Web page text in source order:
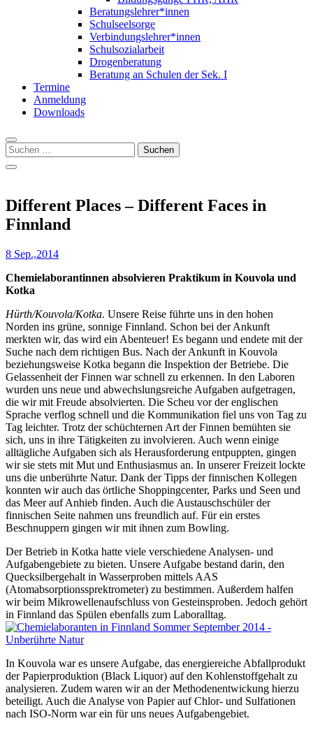
Beratungslehrer*innen
Schulseelsorge
Verbindungslehrer*innen
Schulsozialarbeit
Drogenberatung
Beratung an Schulen der Sek. I
Termine
Anmeldung
Downloads
Suchen
nach:
Different Places – Different Faces in
Finnland
8 Sep.,2014
Chemielaborantinnen absolvieren Praktikum in Kouvola und
Kotka
Hürth/Kouvola/Kotka. Unsere Reise führte uns in den hohen
Norden ins grüne, sonnige Finnland. Schon bei der Ankunft
merkten wir, das wird ein Abenteuer! Es begann und endete mit der
Suche nach dem richtigen Bus. Nach der Ankunft in Kouvola
beziehungsweise Kotka begann die Inspektion der Betriebe. Die
Gelassenheit der Finnen war schnell zu erkennen. In den Laboren
wurden uns neue und abwechslungsreiche Aufgaben aufgetragen,
die wir mit Freude absolvierten. Die Scheu vor der englischen
Sprache verflog schnell und die Kommunikation fiel uns von Tag zu
Tag leichter. Trotz der schüchternen Art der Finnen bemühten sie
sich, uns in ihre Tätigkeiten zu involvieren. Auch wenn einige
alltägliche Aufgaben sich als Herausforderung entpuppten, gingen
wir sie stets mit Mut und Enthusiasmus an. In unserer Freizeit lockte
uns die unberührte Natur. Dank der Tipps der finnischen Kollegen
konnten wir auch das örtliche Shoppingcenter, Parks und Seen und
das Meer auf Anhieb finden. Auch die Austauschschüler der
finnischen Seite nahmen uns freundlich auf. Für ein erstes
Beschnuppern gingen wir mit ihnen zum Bowling.
Der Betrieb in Kotka hatte viele verschiedene Analysen- und
Aufgabengebiete zu bieten. Unsere Aufgabe bestand darin, den
Quecksilbergehalt in Wasserproben mittels AAS
(Atomabsorptionssprektrometer) zu bestimmen. Außerdem halfen
wir beim Mikrowellenaufschluss von Gesteinsproben. Jedoch gehört
in Finnland das Spülen ebenfalls zum Laboralltag.
In Kouvola war es unsere Aufgabe, das energiereiche Abfallprodukt
der Papierproduktion (Black Liquor) auf den Kohlenstoffgehalt zu
analysieren. Zudem waren wir an der Methodenentwickung hierzu
beteiligt. Auch die Analyse von Papier auf Chlor- und Sulfationen
nach ISO-Norm war ein für uns neues Aufgabengebiet.